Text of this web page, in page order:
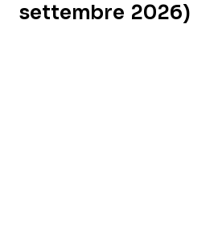
settembre 2026)